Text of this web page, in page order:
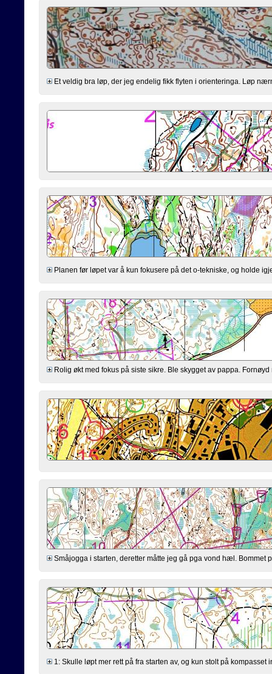
Et veldig bra løp, der jeg endelig fikk flyten i orienteringa. Løp
Planen før løpet var å kun fokusere på det o-tekniske, og holde
Rolig økt med fokus på siste sikre. Ble skygget av pappa.
Småjogga i starten, deretter måtte jeg gå pga vond hæl. Bommet
1: Skulle løpt mer rett på fra starten av, og kun stolt på